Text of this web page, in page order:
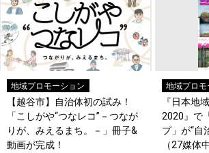
地域プロモーション
【越⾕市】⾃治体初の試み！
「こしがや“つなレコ”－つなが
りが、みえるまち。－」冊⼦&
動画が完成！
地域プロモ
『日本地
2020』で
プ」が“自
（27媒体